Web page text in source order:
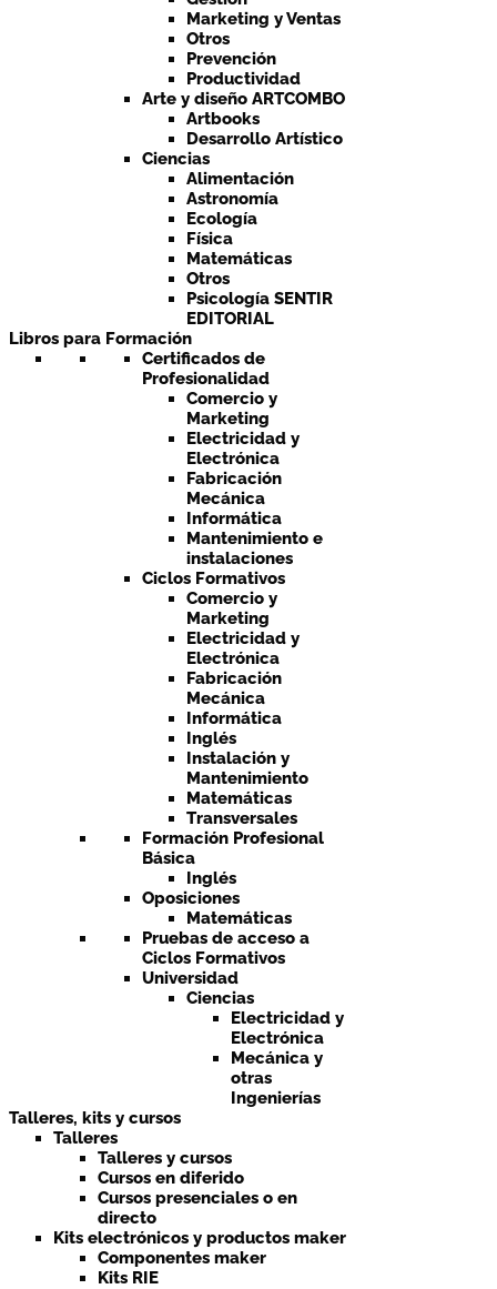
Marketing y Ventas
Otros
Prevención
Productividad
Arte y diseño ARTCOMBO
Artbooks
Desarrollo Artístico
Ciencias
Alimentación
Astronomía
Ecología
Física
Matemáticas
Otros
Psicología SENTIR
EDITORIAL
Libros para Formación
Certificados de
Profesionalidad
Comercio y
Marketing
Electricidad y
Electrónica
Fabricación
Mecánica
Informática
Mantenimiento e
instalaciones
Ciclos Formativos
Comercio y
Marketing
Electricidad y
Electrónica
Fabricación
Mecánica
Informática
Inglés
Instalación y
Mantenimiento
Matemáticas
Transversales
Formación Profesional
Básica
Inglés
Oposiciones
Matemáticas
Pruebas de acceso a
Ciclos Formativos
Universidad
Ciencias
Electricidad y
Electrónica
Mecánica y
otras
Ingenierías
Talleres, kits y cursos
Talleres
Talleres y cursos
Cursos en diferido
Cursos presenciales o en
directo
Kits electrónicos y productos maker
Componentes maker
Kits RIE